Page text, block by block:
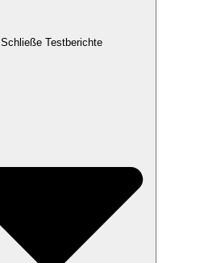
Schließe Testberichte